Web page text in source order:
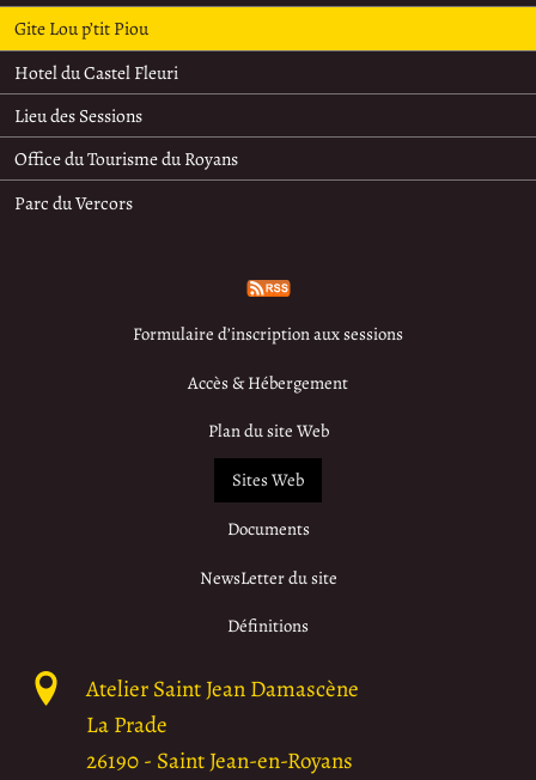
Gite Lou p’tit Piou
Hotel du Castel Fleuri
Lieu des Sessions
Office du Tourisme du Royans
Parc du Vercors
Formulaire d’inscription aux sessions
Accès & Hébergement
Plan du site Web
Sites Web
Documents
NewsLetter du site
Définitions
Atelier Saint Jean Damascène
La Prade
26190- Saint Jean-en-Royans